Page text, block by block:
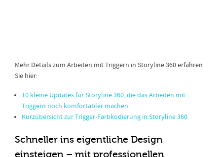
Mehr Details zum Arbeiten mit Triggern in Storyline 360 erfahren
Sie hier:
10 kleine Updates für Storyline 360, die das Arbeiten mit
Triggern noch komfortabler machen
Kurzübersicht zur Trigger-Farbkodierung in Storyline 360
Schneller ins eigentliche Design
einsteigen – mit professionellen